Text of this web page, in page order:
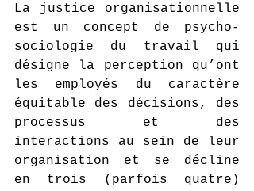
La justice organisationnelle
est un concept de psycho-
sociologie du travail qui
désigne la perception qu’ont
les employés du caractère
équitable des décisions, des
processus et des
interactions au sein de leur
organisation et se décline
en trois (parfois quatre)